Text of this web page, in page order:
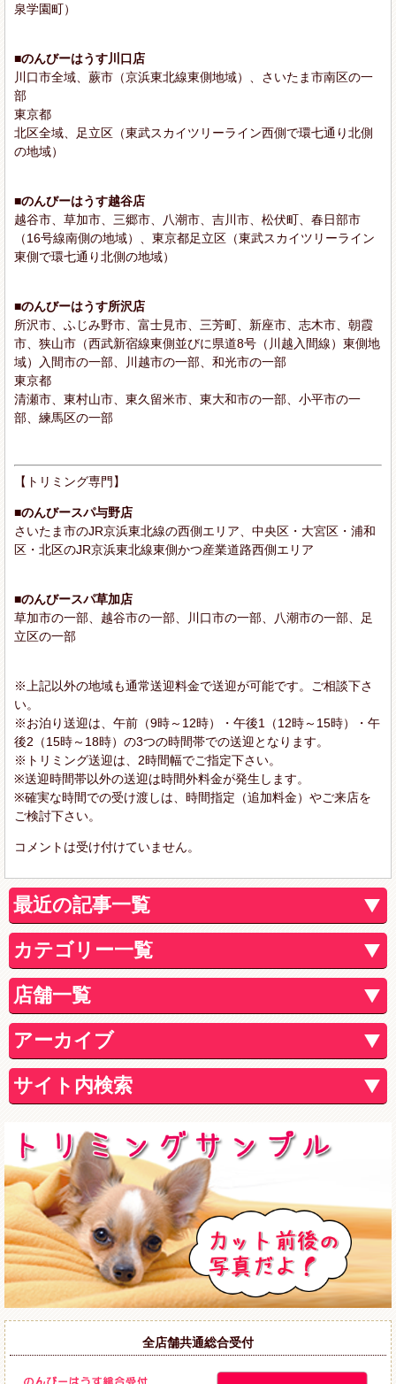
泉学園町）
■のんびーはうす川口店
川口市全域、蕨市（京浜東北線東側地域）、さいたま市南区の一
部
東京都
北区全域、足立区（東武スカイツリーライン西側で環七通り北側
の地域）
■のんびーはうす越谷店
越谷市、草加市、三郷市、八潮市、吉川市、松伏町、春日部市
（16号線南側の地域）、東京都足立区（東武スカイツリーライン
東側で環七通り北側の地域）
■のんびーはうす所沢店
所沢市、ふじみ野市、富士見市、三芳町、新座市、志木市、朝霞
市、狭山市（西武新宿線東側並びに県道8号（川越入間線）東側地
域）入間市の一部、川越市の一部、和光市の一部
東京都
清瀬市、東村山市、東久留米市、東大和市の一部、小平市の一
部、練馬区の一部
【トリミング専門】
■のんびースパ与野店
さいたま市のJR京浜東北線の西側エリア、中央区・大宮区・浦和
区・北区のJR京浜東北線東側かつ産業道路西側エリア
■のんびースパ草加店
草加市の一部、越谷市の一部、川口市の一部、八潮市の一部、足
立区の一部
※上記以外の地域も通常送迎料金で送迎が可能です。ご相談下さ
い。
※お泊り送迎は、午前（9時～12時）・午後1（12時～15時）・午
後2（15時～18時）の3つの時間帯での送迎となります。
※トリミング送迎は、2時間幅でご指定下さい。
※送迎時間帯以外の送迎は時間外料金が発生します。
※確実な時間での受け渡しは、時間指定（追加料金）やご来店を
ご検討下さい。
コメントは受け付けていません。
最近の記事一覧
カテゴリー一覧
店舗一覧
アーカイブ
サイト内検索
全店舗共通総合受付